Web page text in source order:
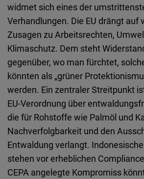
widmet sich eines der
Verhandlungen. Die EU drängt auf
Zusagen zu Arbeitsrechten,
Klimaschutz. Dem steht
gegenüber, wo man fürchtet,
könnten als „grüner
werden. Ein zentraler Streitpunkt
EU‑Verordnung über
die für Rohstoffe wie Palmöl und
Nachverfolgbarkeit und den
Entwaldung verlangt.
stehen vor erheblichen Compliance
CEPA angelegte Kompromiss